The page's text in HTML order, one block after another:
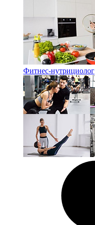
Фитнес-нутрициолог